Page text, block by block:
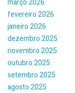
fevereiro 2026
janeiro 2026
dezembro 2025
novembro 2025
outubro 2025
setembro 2025
agosto 2025